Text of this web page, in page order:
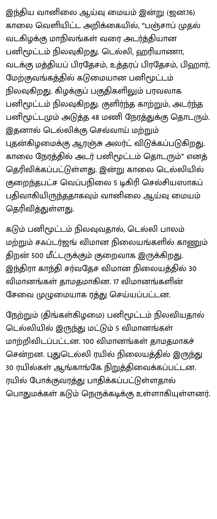
இந்திய வானிலை ஆய்வு மையம் இன்று (ஜன.16)
காலை வெளியிட்ட அறிக்கையில், “பஞ்சாப் முதல்
வடகிழக்கு மாநிலங்கள் வரை அடர்த்தியான
பனிமூட்டம் நிலவுகிறது. டெல்லி, ஹரியாணா,
வடக்கு மத்தியப் பிரதேசம், உத்தரப் பிரதேசம், பிஹார்,
மேற்குவங்கத்தில் கடுமையான பனிமூட்டம்
நிலவுகிறது. கிழக்குப் பகுதிகளிலும் பரவலாக
பனிமூட்டம் நிலவுகிறது. குளிர்ந்த காற்றும், அடர்ந்த
பனிமூட்டமும் அடுத்த 48 மணி நேரத்துக்கு தொடரும்.
இதனால் டெல்லிக்கு செவ்வாய் மற்றும்
புதன்கிழமைக்கு ஆரஞ்சு அலர்ட் விடுக்கப்படுகிறது.
காலை நேரத்தில் அடர் பனிமூட்டம் தொடரும்” எனத்
தெரிவிக்கப்பட்டுள்ளது. இன்று காலை டெல்லியில்
குறைந்தபட்ச வெப்பநிலை 5 டிகிரி செல்சியஸாகப்
பதிவாகியிருந்ததாகவும் வானிலை ஆய்வு மையம்
தெரிவித்துள்ளது.
கடும் பனிமூட்டம் நிலவுவதால், டெல்லி பாலம்
மற்றும் சஃப்டர்ஜங் விமான நிலையங்களில் காணும்
திறன் 500 மீட்டருக்கும் குறைவாக இருக்கிறது.
இந்திரா காந்தி சர்வதேச விமான நிலையத்தில் 30
விமானங்கள் தாமதமாகின. 17 விமானங்களின்
சேவை முழுமையாக ரத்து செய்யப்பட்டன.
நேற்றும் (திங்கள்கிழமை) பனிமூட்டம் நிலவியதால்
டெல்லியில் இருந்து மட்டும் 5 விமானங்கள்
மாற்றிவிடப்பட்டன. 100 விமானங்கள் தாமதமாகச்
சென்றன. புதுடெல்லி ரயில் நிலையத்தில் இருந்து
30 ரயில்கள் ஆங்காங்கே நிறுத்திவைக்கப்பட்டன.
ரயில் போக்குவரத்து பாதிக்கப்பட்டுள்ளதால்
பொதுமக்கள் கடும் நெருக்கடிக்கு உள்ளாகியுள்ளனர்.